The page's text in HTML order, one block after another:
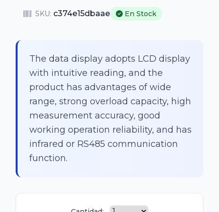
SKU: c374e15dbaae En Stock
The data display adopts LCD display
with intuitive reading, and the
product has advantages of wide
range, strong overload capacity, high
measurement accuracy, good
working operation reliability, and has
infrared or RS485 communication
function.